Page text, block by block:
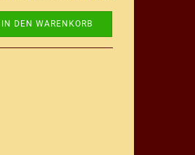
IN DEN WARENKORB